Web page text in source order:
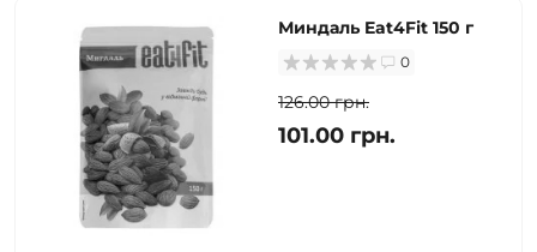
Миндаль Eat4Fit 150 г
0
126.00 грн.
101.00 грн.